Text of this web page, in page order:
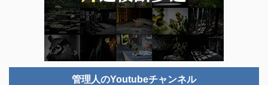
管理人のYoutubeチャンネル